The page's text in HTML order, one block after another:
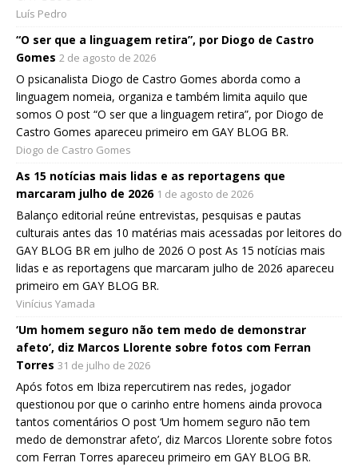
Luís Pedro
“O ser que a linguagem retira”, por Diogo de Castro
Gomes 2 de agosto de 2026
O psicanalista Diogo de Castro Gomes aborda como a
linguagem nomeia, organiza e também limita aquilo que
somos O post “O ser que a linguagem retira”, por Diogo de
Castro Gomes apareceu primeiro em GAY BLOG BR.
Diogo de Castro Gomes
As 15 notícias mais lidas e as reportagens que
marcaram julho de 2026 1 de agosto de 2026
Balanço editorial reúne entrevistas, pesquisas e pautas
culturais antes das 10 matérias mais acessadas por leitores do
GAY BLOG BR em julho de 2026 O post As 15 notícias mais
lidas e as reportagens que marcaram julho de 2026 apareceu
primeiro em GAY BLOG BR.
Vinícius Yamada
‘Um homem seguro não tem medo de demonstrar
afeto’, diz Marcos Llorente sobre fotos com Ferran
Torres 31 de julho de 2026
Após fotos em Ibiza repercutirem nas redes, jogador
questionou por que o carinho entre homens ainda provoca
tantos comentários O post ‘Um homem seguro não tem
medo de demonstrar afeto’, diz Marcos Llorente sobre fotos
com Ferran Torres apareceu primeiro em GAY BLOG BR.